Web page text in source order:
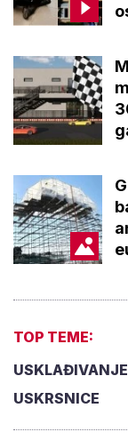
TOP TEME:
USKLAĐIVANJE
USKRSNICE